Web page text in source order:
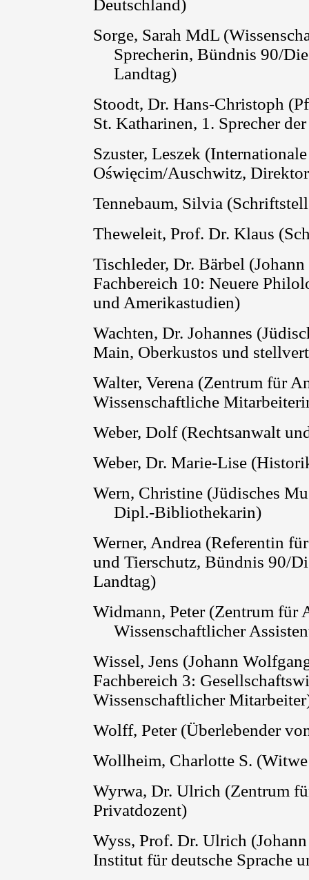
Deutschland)
Sorge, Sarah MdL
Sprecherin, Bündnis 90/
Landtag)
Stoodt, Dr. Hans-Christoph (
St. Katharinen, 1. Sprecher
Szuster, Leszek
Oświęcim/Auschwitz,
Tennebaum, Silvia
Theweleit, Prof. Dr. Klaus
Tischleder, Dr. Bärbel (
Fachbereich 10: Neuere
und Amerikastudien)
Wachten, Dr. Johannes
Main, Oberkustos und
Walter, Verena (Zentrum für
Wissenschaftliche
Weber, Dolf(Rechtsanwalt
Weber, Dr. Marie-Lise (
Wern, Christine (Jüdisches
Dipl.-Bibliothekarin)
Werner, Andrea (Referentin
und Tierschutz, Bündnis 90/
Landtag)
Widmann, Peter (Zentrum für
Wissenschaftlicher
Wissel, Jens (Johann
Fachbereich 3:
Wissenschaftlicher
Wolff, Peter (Überlebender
Wollheim, Charlotte S.
Wyrwa, Dr. Ulrich (Zentrum
Privatdozent)
Wyss, Prof. Dr. Ulrich (
Institut für deutsche Sprache